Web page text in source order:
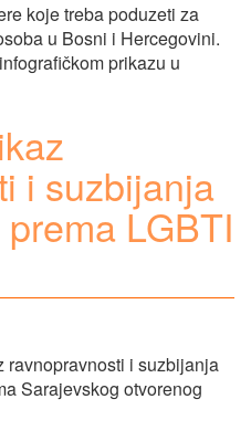
koje treba poduzeti za
u Bosni i Hercegovini.
prikazu u
i suzbijanja
LGBTI
ravnopravnosti i suzbijanja
Sarajevskog otvorenog